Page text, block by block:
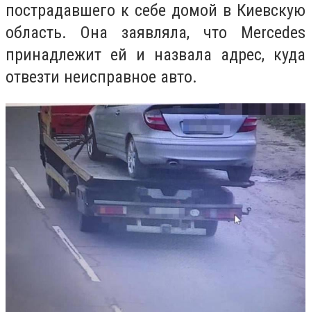
пострадавшего к себе домой в Киевскую
область. Она заявляла, что Mercedes
принадлежит ей и назвала адрес, куда
отвезти неисправное авто.